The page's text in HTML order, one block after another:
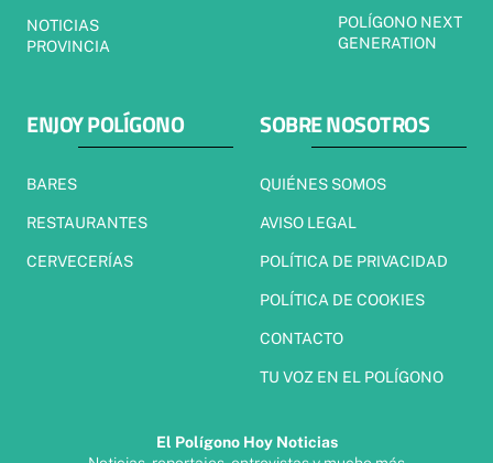
NOTICIAS
PROVINCIA
POLÍGONO NEXT
GENERATION
ENJOY POLÍGONO
BARES
RESTAURANTES
CERVECERÍAS
SOBRE NOSOTROS
QUIÉNES SOMOS
AVISO LEGAL
POLÍTICA DE PRIVACIDAD
POLÍTICA DE COOKIES
CONTACTO
TU VOZ EN EL POLÍGONO
El Polígono Hoy Noticias